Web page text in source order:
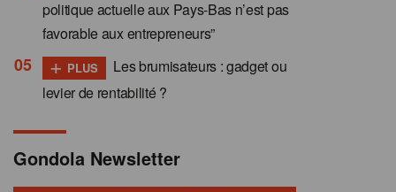
politique actuelle aux Pays-Bas n’est pas
favorable aux entrepreneurs”
+ PLUS
Les brumisateurs : gadget ou
levier de rentabilité ?
Gondola Newsletter